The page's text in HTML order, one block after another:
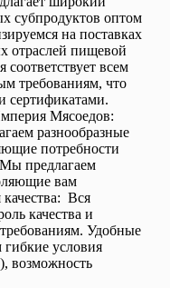
субпродуктов оптом
на поставках
отраслей пищевой
всем
требованиям, что
сертификатами.
Мясоедов:
разнообразные
потребности
предлагаем
вам
качества: Вся
качества и
Удобные
условия
возможность